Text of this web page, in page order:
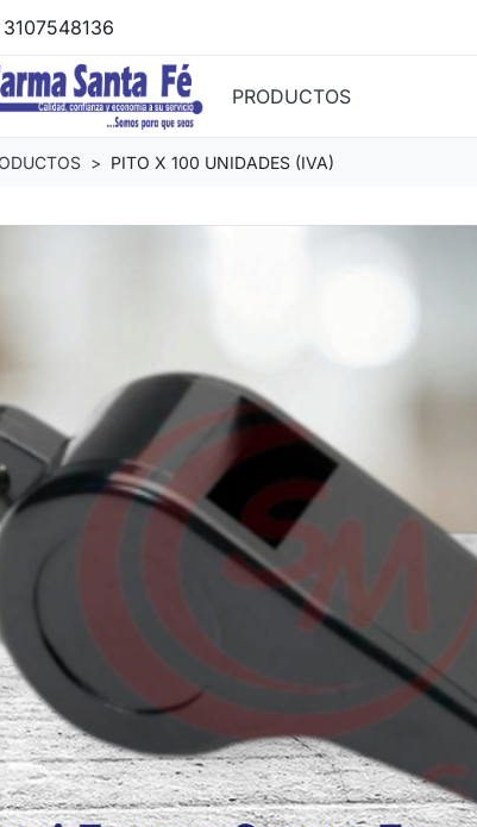
3107548136
PRODUCTOS
PITO X 100 UNIDADES (IVA)